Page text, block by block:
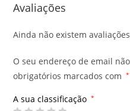
Avaliações
Ainda não existem
O seu endereço de email
obrigatórios marcados com
*
A sua classificação *